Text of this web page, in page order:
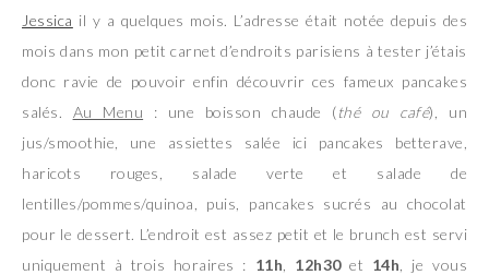
Jessica il y a quelques mois. L’adresse était notée depuis des
mois dans mon petit carnet d’endroits parisiens à tester j’étais
donc ravie de pouvoir enfin découvrir ces fameux pancakes
salés. Au Menu : une boisson chaude (thé ou café), un
jus/smoothie, une assiettes salée ici pancakes betterave,
haricots rouges, salade verte et salade de
lentilles/pommes/quinoa, puis, pancakes sucrés au chocolat
pour le dessert. L’endroit est assez petit et le brunch est servi
uniquement à trois horaires : 11h 12h30et 14h , je vous